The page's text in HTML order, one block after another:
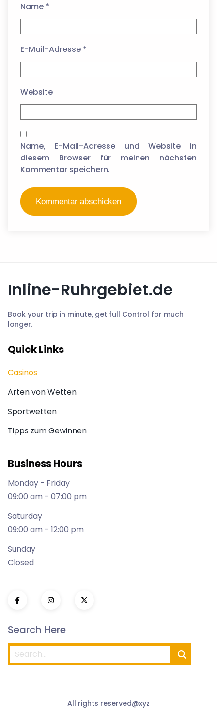
Name *
E-Mail-Adresse *
Website
Name, E-Mail-Adresse und Website in
diesem Browser für meinen nächsten
Kommentar speichern.
Inline-Ruhrgebiet.de
Book your trip in minute, get full Control for much
longer.
Quick Links
Casinos
Arten von Wetten
Sportwetten
Tipps zum Gewinnen
Business Hours
Monday - Friday
09:00 am - 07:00 pm
Saturday
09:00 am - 12:00 pm
Sunday
Closed
Search Here
All rights reserved@xyz